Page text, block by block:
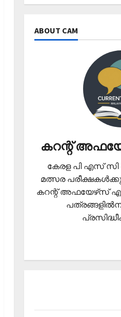
ABOUT CAM
കറന്റ്
കേരള പി എസ്
മത്സര
കറന്റ് അഫയേഴ്‌സ്